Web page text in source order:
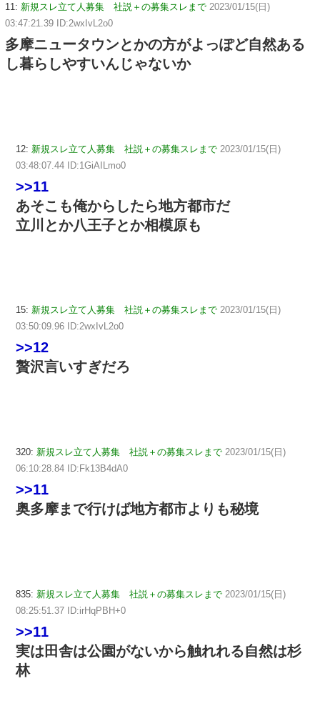
11: 新規スレ立て人募集 社説＋の募集スレまで 2023/01/15(日)
03:47:21.39 ID:2wxIvL2o0
多摩ニュータウンとかの方がよっぽど自然ある
し暮らしやすいんじゃないか
12: 新規スレ立て人募集 社説＋の募集スレまで 2023/01/15(日)
03:48:07.44 ID:1GiAILmo0
>>11
あそこも俺からしたら地方都市だ
立川とか八王子とか相模原も
15: 新規スレ立て人募集 社説＋の募集スレまで 2023/01/15(日)
03:50:09.96 ID:2wxIvL2o0
>>12
贅沢言いすぎだろ
320: 新規スレ立て人募集 社説＋の募集スレまで 2023/01/15(日)
06:10:28.84 ID:Fk13B4dA0
>>11
奥多摩まで行けば地方都市よりも秘境
835: 新規スレ立て人募集 社説＋の募集スレまで 2023/01/15(日)
08:25:51.37 ID:irHqPBH+0
>>11
実は田舎は公園がないから触れれる自然は杉
林